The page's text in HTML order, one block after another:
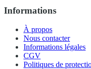
Informations
À propos
Nous contacter
Informations légales
CGV
Politiques de